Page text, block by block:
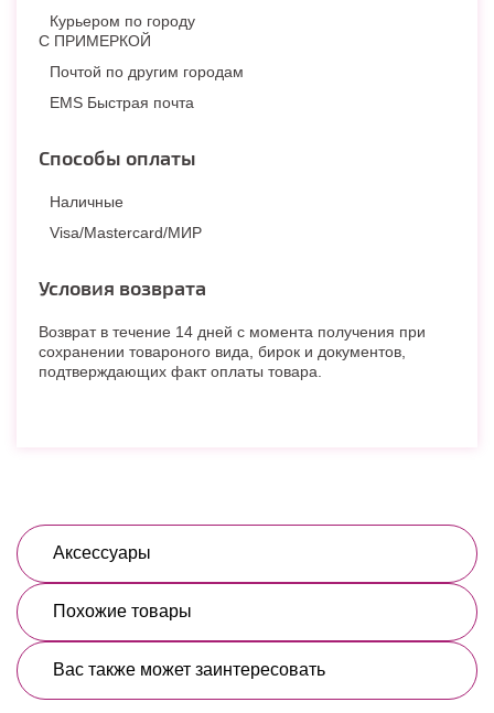
Курьером по городу
С ПРИМЕРКОЙ
Почтой по другим городам
EMS Быстрая почта
Способы оплаты
Наличные
Visa/Mastercard/МИР
Условия возврата
Возврат в течение 14 дней с момента получения при
сохранении товароного вида, бирок и документов,
подтверждающих факт оплаты товара.
Аксессуары
Похожие товары
Вас также может заинтересовать